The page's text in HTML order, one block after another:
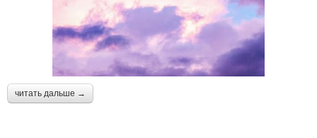
читать дальше →